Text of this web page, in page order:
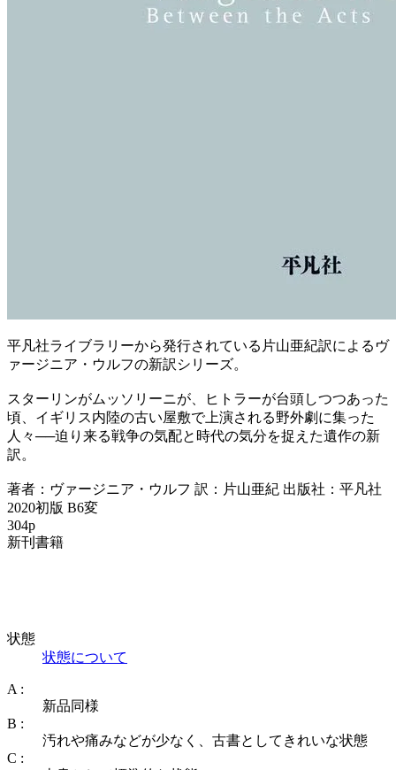
平凡社ライブラリーから発行されている片山亜紀訳によるヴ
ァージニア・ウルフの新訳シリーズ。
スターリンがムッソリーニが、ヒトラーが台頭しつつあった
頃、イギリス内陸の古い屋敷で上演される野外劇に集った
人々──迫り来る戦争の気配と時代の気分を捉えた遺作の新
訳。
著者：ヴァージニア・ウルフ 訳：片山亜紀 出版社：平凡社
2020初版 B6変
304p
新刊書籍
状態
状態について
A :
新品同様
B :
汚れや痛みなどが少なく、古書としてきれいな状態
C :